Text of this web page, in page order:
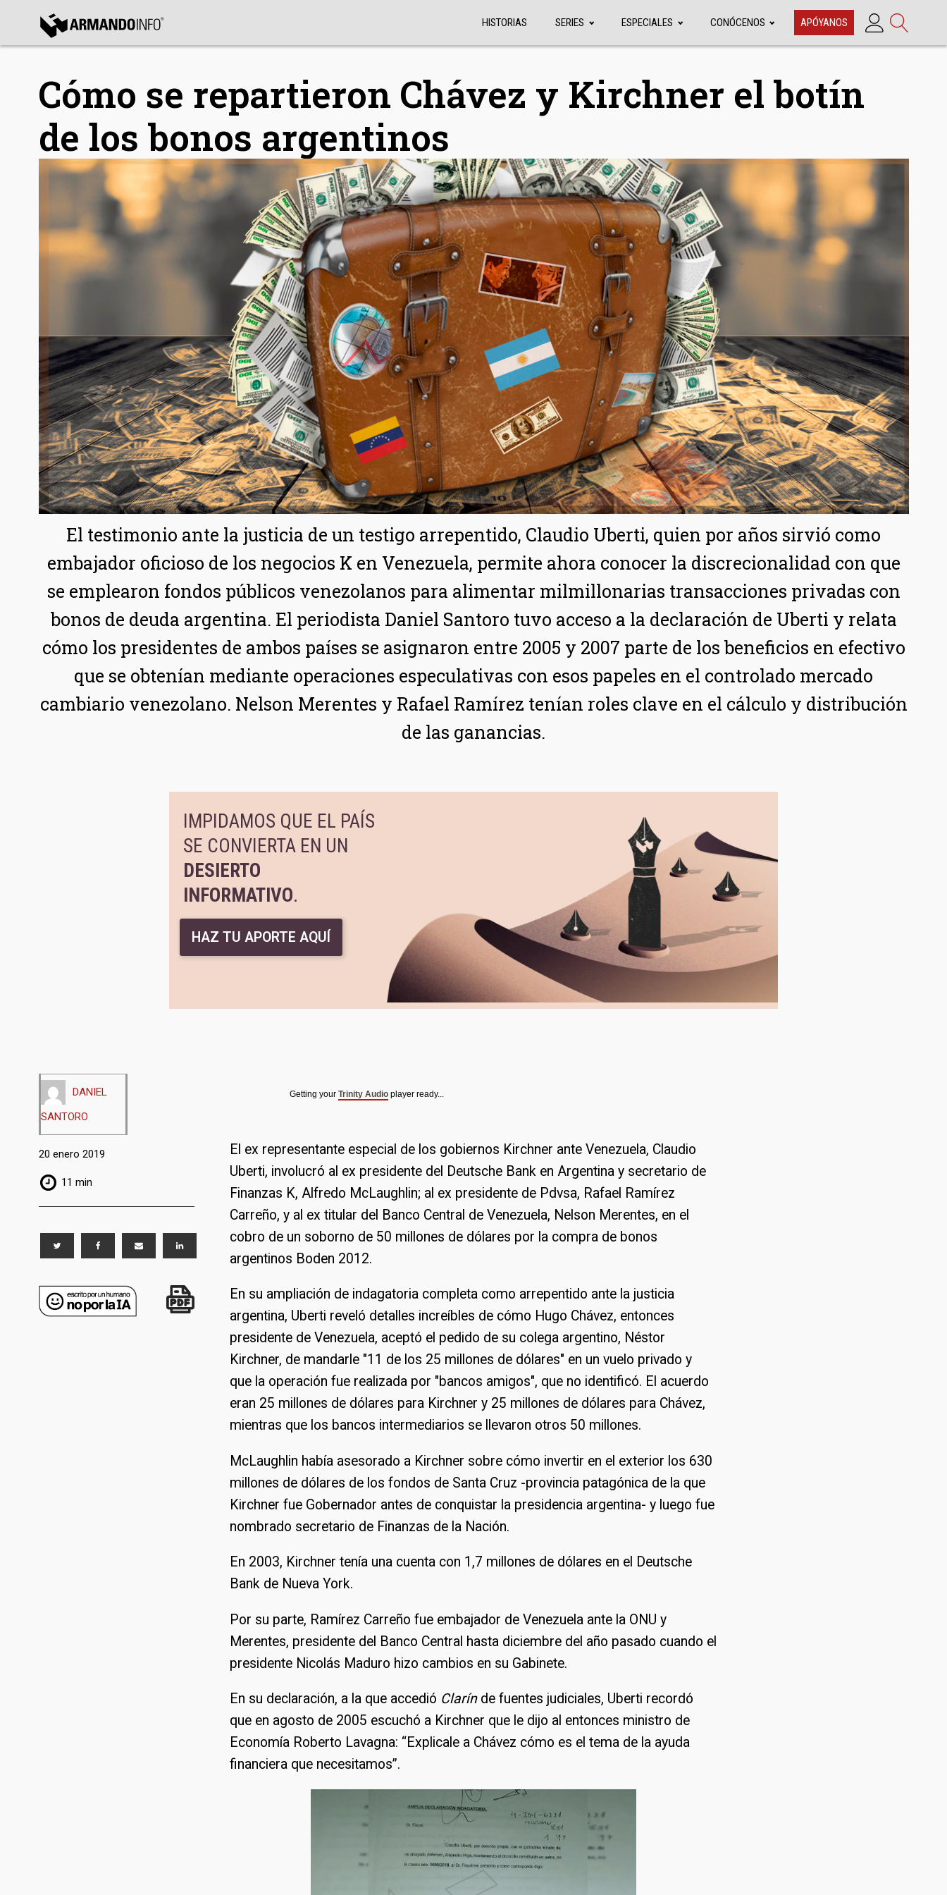
HISTORIAS SERIES ESPECIALES CONÓCENOS APÓYANOS
Cómo se repartieron Chávez y Kirchner el botín
de los bonos argentinos
El testimonio ante la justicia de un testigo arrepentido, Claudio Uberti, quien por años sirvió como
embajador oficioso de los negocios K en Venezuela, permite ahora conocer la discrecionalidad con que
se emplearon fondos públicos venezolanos para alimentar milmillonarias transacciones privadas con
bonos de deuda argentina. El periodista Daniel Santoro tuvo acceso a la declaración de Uberti y relata
cómo los presidentes de ambos países se asignaron entre 2005 y 2007 parte de los beneficios en efectivo
que se obtenían mediante operaciones especulativas con esos papeles en el controlado mercado
cambiario venezolano. Nelson Merentes y Rafael Ramírez tenían roles clave en el cálculo y distribución
de las ganancias.
IMPIDAMOS QUE EL PAÍS
SE CONVIERTA EN UN
DESIERTO
INFORMATIVO.
HAZ TU APORTE AQUÍ
DANIEL
SANTORO
20 enero 2019
11 min
Getting yourTrinity Audio player ready...
El ex representante especial de los gobiernos Kirchner ante Venezuela, Claudio
Uberti, involucró al ex presidente del Deutsche Bank en Argentina y secretario de
Finanzas K, Alfredo McLaughlin; al ex presidente de Pdvsa, Rafael Ramírez
Carreño, y al ex titular del Banco Central de Venezuela, Nelson Merentes, en el
cobro de un soborno de 50 millones de dólares por la compra de bonos
argentinos Boden 2012.
En su ampliación de indagatoria completa como arrepentido ante la justicia
argentina, Uberti reveló detalles increíbles de cómo Hugo Chávez, entonces
presidente de Venezuela, aceptó el pedido de su colega argentino, Néstor
Kirchner, de mandarle "11 de los 25 millones de dólares" en un vuelo privado y
que la operación fue realizada por "bancos amigos", que no identificó. El acuerdo
eran 25 millones de dólares para Kirchner y 25 millones de dólares para Chávez,
mientras que los bancos intermediarios se llevaron otros 50 millones.
McLaughlin había asesorado a Kirchner sobre cómo invertir en el exterior los 630
millones de dólares de los fondos de Santa Cruz -provincia patagónica de la que
Kirchner fue Gobernador antes de conquistar la presidencia argentina- y luego fue
nombrado secretario de Finanzas de la Nación.
En 2003, Kirchner tenía una cuenta con 1,7 millones de dólares en el Deutsche
Bank de Nueva York.
Por su parte, Ramírez Carreño fue embajador de Venezuela ante la ONU y
Merentes, presidente del Banco Central hasta diciembre del año pasado cuando el
presidente Nicolás Maduro hizo cambios en su Gabinete.
En su declaración, a la que accedió Clarínde fuentes judiciales, Uberti recordó
que en agosto de 2005 escuchó a Kirchner que le dijo al entonces ministro de
Economía Roberto Lavagna: “Explicale a Chávez cómo es el tema de la ayuda
financiera que necesitamos”.